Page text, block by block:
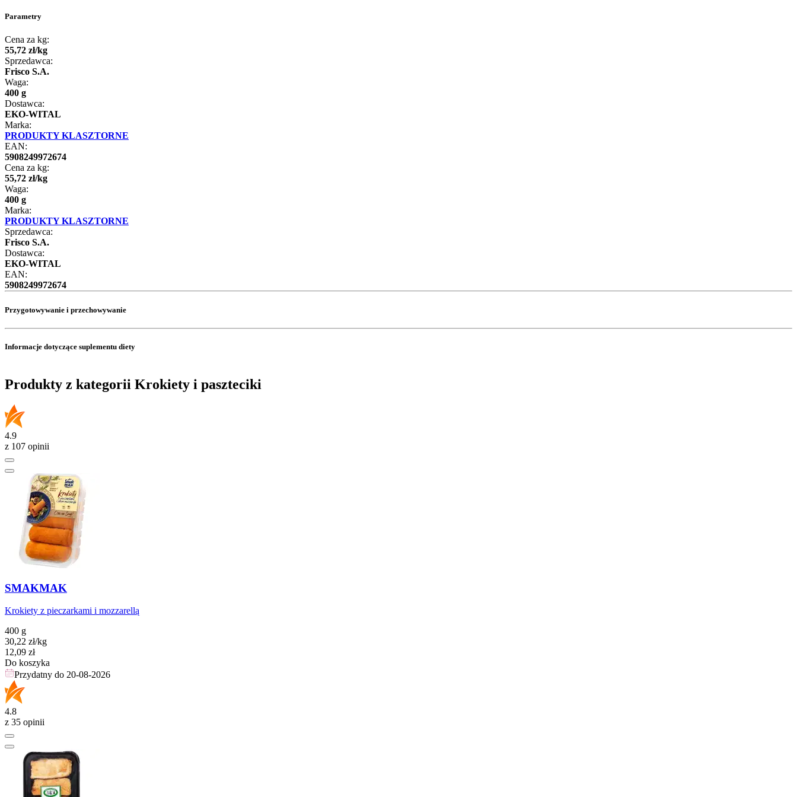
Parametry
Cena za kg:
55,72 zł/kg
Sprzedawca:
Frisco S.A.
Waga:
400 g
Dostawca:
EKO-WITAL
Marka:
PRODUKTY KLASZTORNE
EAN:
5908249972674
Cena za kg:
55,72 zł/kg
Waga:
400 g
Marka:
PRODUKTY KLASZTORNE
Sprzedawca:
Frisco S.A.
Dostawca:
EKO-WITAL
EAN:
5908249972674
Przygotowywanie i przechowywanie
Informacje dotyczące suplementu diety
Produkty z kategorii Krokiety i paszteciki
4.9
z 107 opinii
SMAKMAK
Krokiety z pieczarkami i mozzarellą
400 g
30,22 zł/kg
Cena
12,09 zł
Do koszyka
Przydatny do 20-08-2026
4.8
z 35 opinii